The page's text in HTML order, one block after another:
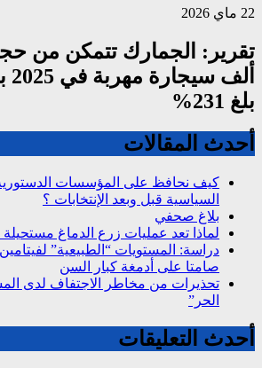
22 ماي 2026
بلغ 231%
أحدث المقالات
كيف نحافظ على المؤسسات الدستورية
السياسية قبل وبعد الإنتخابات ؟
بلاغ صحفي
لماذا تعد عمليات زرع الدماغ مستحيلة
صامتا على أدمغة كبار السن
تحذيرات من مخاطر الاجتفاف لدى
الحر”
أحدث التعليقات